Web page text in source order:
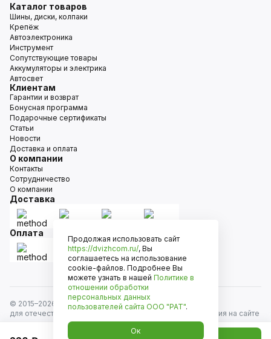
Каталог товаров
Шины, диски, колпаки
Крепёж
Автоэлектроника
Инструмент
Сопутствующие товары
Аккумуляторы и электрика
Автосвет
Клиентам
Гарантии и возврат
Бонусная программа
Подарочные сертификаты
Статьи
Новости
Доставка и оплата
О компании
Контакты
Сотрудничество
О компании
Доставка
Оплата
© 2015–2026
Движком — сеть магазинов автозапчастей
для отечественных автомобилей и иномарок. Информация на сайте
носит исключительно информационный характер и не является
публичной офертой, определяемой положениями
Продолжая использовать сайт
https://dvizhcom.ru/, Вы
соглашаетесь на использование
cookie-файлов. Подробнее Вы
можете узнать в нашей Политике в
отношении обработки
персональных данных
пользователей сайта ООО "РАТ".
Ок